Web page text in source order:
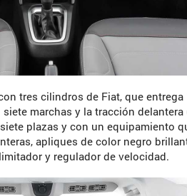
tres cilindros de Fiat, que entrega
marchas y la tracción
plazas y con un equipamiento
apliques de color negro
y regulador de velocidad.